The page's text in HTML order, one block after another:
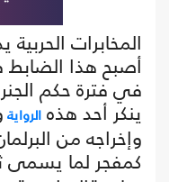
المخابرات
أصبح هذا الضابط
في فترة حكم
ينكر أحد هذهالرواية
وإخراجه من
كمفجر لما يسمى